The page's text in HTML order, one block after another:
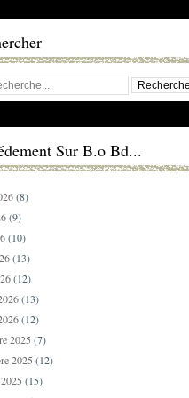
Sur B.o Bd...
(8)
(9)
(10)
(13)
(12)
(13)
(12)
2025 (7)
2025 (12)
(15)